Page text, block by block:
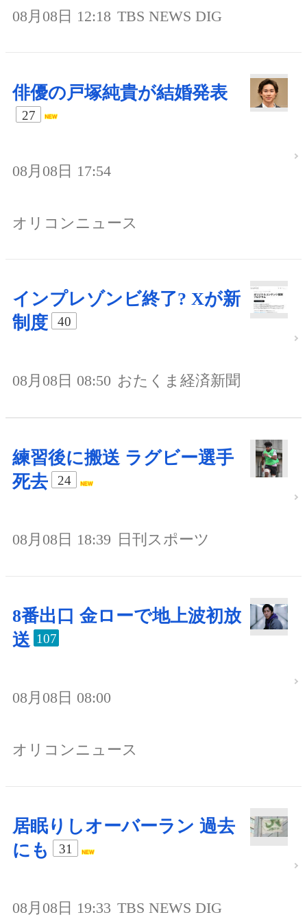
08月08日 12:18 TBS NEWS DIG
俳優の戸塚純貴が結婚発表
27
08月08日 17:54
オリコンニュース
インプレゾンビ終了? Xが新
制度
40
08月08日 08:50 おたくま経済新聞
練習後に搬送 ラグビー選手
死去
24
08月08日 18:39 日刊スポーツ
8番出口 金ローで地上波初放
送 107
08月08日 08:00
オリコンニュース
居眠りしオーバーラン 過去
にも
31
08月08日 19:33 TBS NEWS DIG